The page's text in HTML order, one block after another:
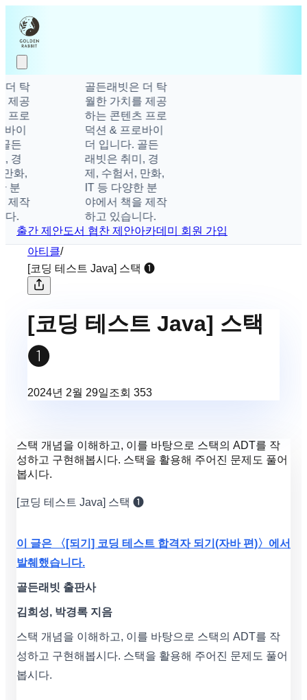
탁
공
로
이
든
경
화,
분
작
.
골든래빗은 더 탁
월한 가치를 제공
하는 콘텐츠 프로
덕션 & 프로바이
더 입니다. 골든
래빗은 취미, 경
제, 수험서, 만화,
IT 등 다양한 분
야에서 책을 제작
하고 있습니다.
출간 제안도서 협찬 제안아카데미 회원 가입
아티클/
[코딩 테스트 Java] 스택 ❶
[코딩 테스트 Java] 스택
❶
2024년 2월 29일조회 353
스택 개념을 이해하고, 이를 바탕으로 스택의 ADT를 작
성하고 구현해봅시다. 스택을 활용해 주어진 문제도 풀어
봅시다.
[코딩 테스트 Java] 스택 ❶
이 글은 〈[되기] 코딩 테스트 합격자 되기(자바 편)〉에서
발췌했습니다.
골든래빗 출판사
김희성, 박경록 지음
스택 개념을 이해하고, 이를 바탕으로 스택의 ADT를 작
성하고 구현해봅시다. 스택을 활용해 주어진 문제도 풀어
봅시다.